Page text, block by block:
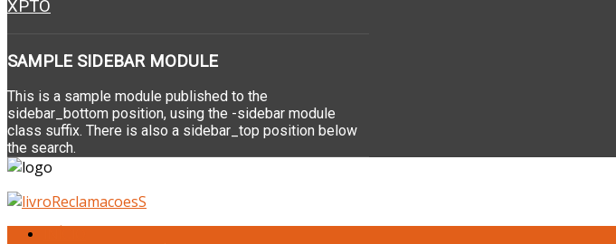
XPTO
SAMPLE SIDEBAR MODULE
This is a sample module published to the
sidebar_bottom position, using the -sidebar module
class suffix. There is also a sidebar_top position below
the search.